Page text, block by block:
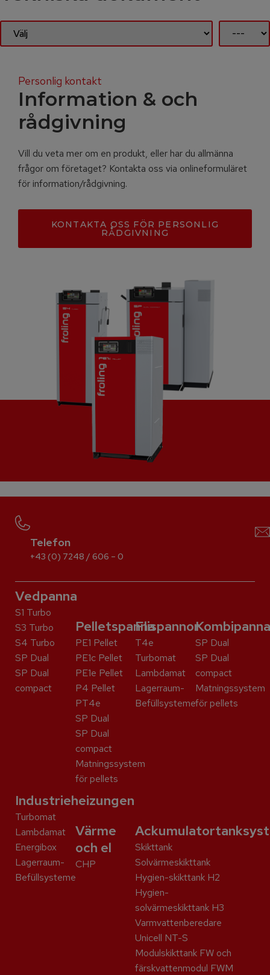
Personlig kontakt
Information & och
rådgivning
Vill du veta mer om en produkt, eller har du allmänna
frågor om företaget? Kontakta oss via onlineformuläret
för information/rådgivning.
KONTAKTA OSS FÖR PERSONLIG
RÅDGIVNING
Telefon
+43 (0) 7248 / 606 – 0
Vedpanna
S1 Turbo
S3 Turbo
S4 Turbo
SP Dual
SP Dual
compact
Pelletspanna
PE1 Pellet
PE1c Pellet
PE1e Pellet
P4 Pellet
PT4e
SP Dual
SP Dual
compact
Matningssystem
för pellets
Flispannor
T4e
Turbomat
Lambdamat
Lagerraum-
Befüllsysteme
Kombipanna
SP Dual
SP Dual
compact
Matningssystem
för pellets
Industrieheizungen
Turbomat
Lambdamat
Energibox
Lagerraum-
Befüllsysteme
Värme
och el
CHP
Skikttank
Solvärmeskikttank
Hygien-skikttank H2
Hygien-
solvärmeskikttank H3
Varmvattenberedare
Unicell NT-S
Modulskikttank FW och
färskvattenmodul FWM